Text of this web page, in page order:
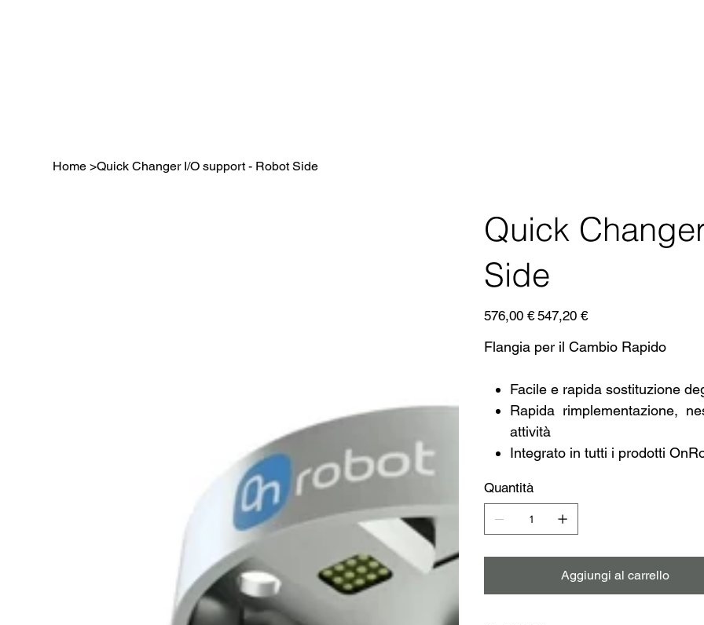
Home >Quick Changer I/O support - Robot Side
Quick
Side
Prezzo
originale
576,00 € Prezzo
scontato
547,20 €
Flangia per il Cambio Rapido
Facile e rapida sostituzione
Rapida rimplementazione,
attività
Integrato in tutti i prodotti
Quantità
Aggiungi al carrello